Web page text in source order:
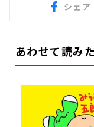
シェア
あわせて読み